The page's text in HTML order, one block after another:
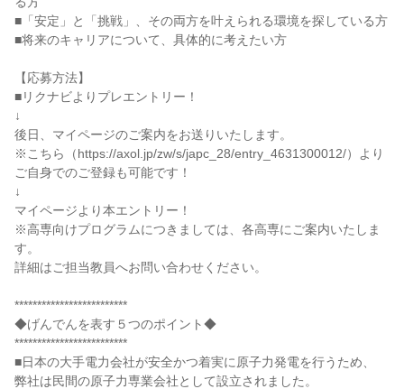
■「安定」と「挑戦」、その両方を叶えられる環境を探している方
■将来のキャリアについて、具体的に考えたい方
【応募方法】
■リクナビよりプレエントリー！
↓
後日、マイページのご案内をお送りいたします。
※こちら（https://axol.jp/zw/s/japc_28/entry_4631300012/）より
ご自身でのご登録も可能です！
↓
マイページより本エントリー！
※高専向けプログラムにつきましては、各高専にご案内いたしま
す。
詳細はご担当教員へお問い合わせください。
*************************
◆げんでんを表す５つのポイント◆
*************************
■日本の大手電力会社が安全かつ着実に原子力発電を行うため、
弊社は民間の原子力専業会社として設立されました。